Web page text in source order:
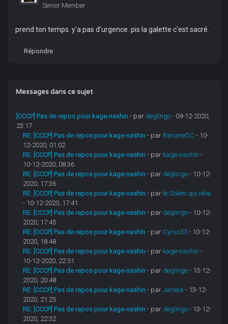
Senior Member
prend ton temps. y'a pas d'urgence. pis la galette c'est sacré.
Répondre
Messages dans ce sujet
[CCCP] Pas de repos pour kage-nashin - par deglingo - 09-12-2020,
23:17
RE: [CCCP] Pas de repos pour kage-nashin - par BananeDC - 10-
12-2020, 01:02
RE: [CCCP] Pas de repos pour kage-nashin - par kage-nashin -
10-12-2020, 08:36
RE: [CCCP] Pas de repos pour kage-nashin - par deglingo - 10-12-
2020, 17:36
RE: [CCCP] Pas de repos pour kage-nashin - par le Golem qui rêve
- 10-12-2020, 17:41
RE: [CCCP] Pas de repos pour kage-nashin - par deglingo - 10-12-
2020, 17:45
RE: [CCCP] Pas de repos pour kage-nashin - par Cyrus33 - 10-12-
2020, 18:48
RE: [CCCP] Pas de repos pour kage-nashin - par kage-nashin -
10-12-2020, 22:51
RE: [CCCP] Pas de repos pour kage-nashin - par deglingo - 13-12-
2020, 20:48
RE: [CCCP] Pas de repos pour kage-nashin - parJerreck - 13-12-
2020, 21:25
RE: [CCCP] Pas de repos pour kage-nashin - par deglingo - 13-12-
2020, 22:32